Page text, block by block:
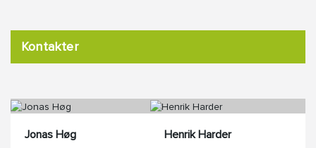
Kontakter
Jonas Høg
Henrik Harder